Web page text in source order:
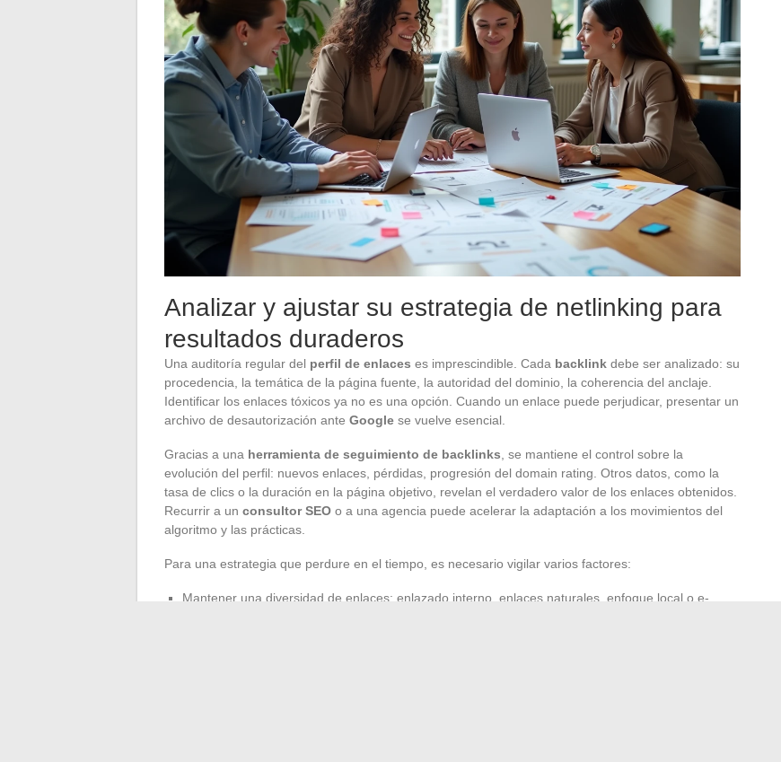
Analizar y ajustar su estrategia de netlinking para
resultados duraderos
Una auditoría regular del perfil de enlaces es imprescindible. Cada backlink debe ser analizado: su
procedencia, la temática de la página fuente, la autoridad del dominio, la coherencia del anclaje.
Identificar los enlaces tóxicos ya no es una opción. Cuando un enlace puede perjudicar, presentar un
archivo de desautorización ante Google se vuelve esencial.
Gracias a una herramienta de seguimiento de backlinks , se mantiene el control sobre la
evolución del perfil: nuevos enlaces, pérdidas, progresión del domain rating. Otros datos, como la
tasa de clics o la duración en la página objetivo, revelan el verdadero valor de los enlaces obtenidos.
Recurrir a un consultor SEO o a una agencia puede acelerar la adaptación a los movimientos del
algoritmo y las prácticas.
Para una estrategia que perdure en el tiempo, es necesario vigilar varios factores:
Mantener una diversidad de enlaces: enlazado interno, enlaces naturales, enfoque local o e-